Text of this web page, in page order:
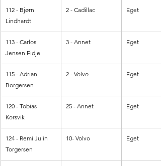
112 - Bjørn
Lindhardt
2 - Cadillac Eget
113 - Carlos
Jensen Fidje
3 - Annet Eget
115 - Adrian
Borgersen
2 - Volvo Eget
120 - Tobias
Korsvik
25 - Annet Eget
124 - Remi Julin
Torgersen
10- Volvo Eget